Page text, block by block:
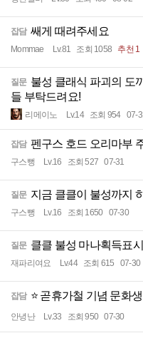
잡담 쌔게 때려주세요
Mommae Lv.81 조회 1058 추천 1
질문 불성 클래식 파괴의 도
들 부탁드려요!
리메이노 Lv.14 조회 954 07-
잡담 펜구스 호드 오리마부
구스뻥 Lv.16 조회 527 07-31
질문 지금 클클이 불성까지
구스뻥 Lv.16 조회 1650 07-30
질문 클클 불성 마나획득표
재파리여요 Lv.44 조회 615 07-30
잡담 ⭐ 곧휴가철 기념 문화
안녕난 Lv.33 조회 950 07-30